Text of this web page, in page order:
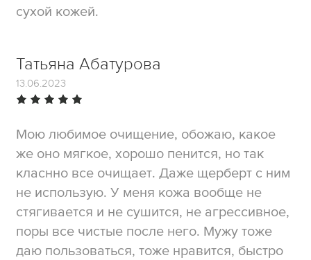
сухой кожей.
Татьяна Абатурова
13.06.2023
Мою любимое очищение, обожаю, какое
же оно мягкое, хорошо пенится, но так
класнно все очищает. Даже щерберт с ним
не использую. У меня кожа вообще не
стягивается и не сушится, не агрессивное,
поры все чистые после него. Мужу тоже
даю пользоваться, тоже нравится, быстро